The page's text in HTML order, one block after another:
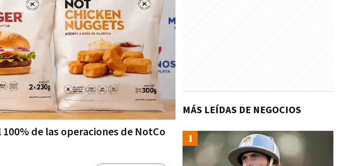
de las operaciones de NotCo
MÁS LEÍDAS DE NEGOCIOS